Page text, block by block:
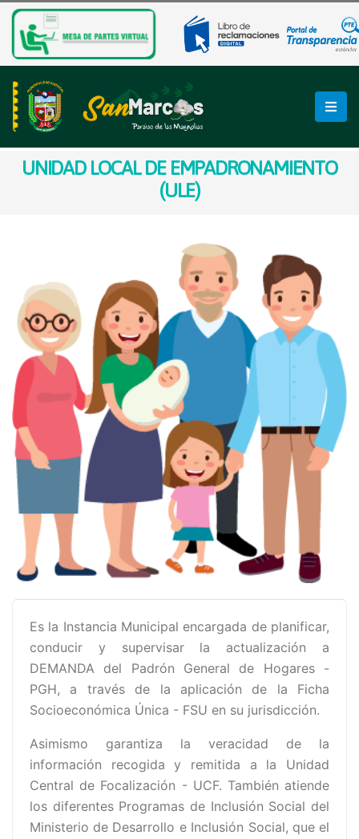
UNIDAD LOCAL DE EMPADRONAMIENTO
(ULE)
Es la Instancia Municipal encargada de planificar,
conducir y supervisar la actualización a
DEMANDA del Padrón General de Hogares -
PGH, a través de la aplicación de la Ficha
Socioeconómica Única - FSU en su jurisdicción.
Asimismo garantiza la veracidad de la
información recogida y remitida a la Unidad
Central de Focalización - UCF. También atiende
los diferentes Programas de Inclusión Social del
Ministerio de Desarrollo e Inclusión Social, que el